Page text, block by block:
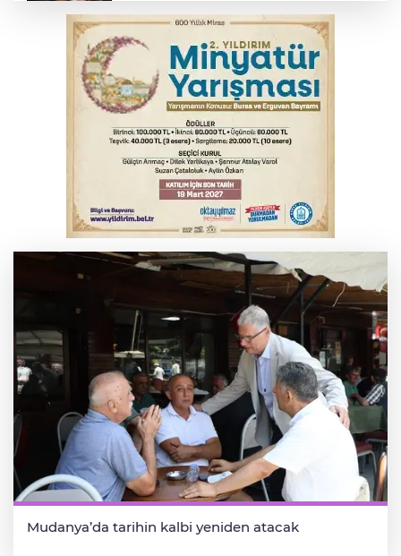
Yargıtay’dan primle çalışanlara müjde
Polisin 'dur' ihtarına uymadı, ceza
duvarına tosladı
2 katlı 24 kişilik işçi konteynerinde
yangın
Bursa'da yolcu otobüsünün çarptığı
kadın ağır yaralandı
Mudanya’da tarihin kalbi yeniden atacak